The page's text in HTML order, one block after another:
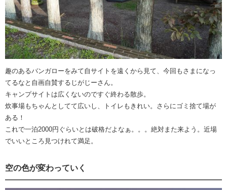
趣のあるバンガローをみて自サイトを遠くから見て、今回もさまになっ
てるなと自画自賛するじがじーさん。
キャンプサイトは広くないのですぐ終わる散歩。
炊事場もちゃんとしてて広いし、トイレもきれい。さらにゴミ捨て場が
ある！
これで一泊2000円ぐらいとは破格だよなぁ。。。絶対また来よう。近場
でいいところ見つけれて満足。
空の色が変わっていく